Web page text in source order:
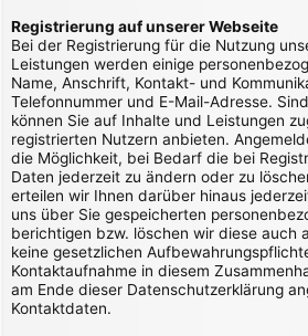
Registrierung auf unserer Webseite
Bei der Registrierung für die Nutzung
Leistungen werden einige
Name, Anschrift, Kontakt- und
Telefonnummer und E-Mail-Adresse.
können Sie auf Inhalte und Leistungen
registrierten Nutzern anbieten.
die Möglichkeit, bei Bedarf die bei
Daten jederzeit zu ändern oder zu
erteilen wir Ihnen darüber hinaus
uns über Sie gespeicherten
berichtigen bzw. löschen wir diese auch
keine gesetzlichen
Kontaktaufnahme in diesem
am Ende dieser Datenschutzerklärung
Kontaktdaten.